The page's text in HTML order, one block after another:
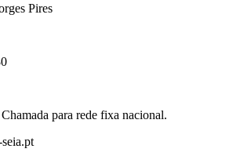
Pires
para rede fixa nacional.